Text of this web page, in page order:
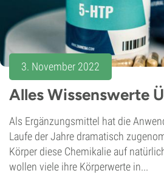
3. November 2022
Alles Wissenswerte
Als Ergänzungsmittel hat die
Laufe der Jahre dramatisch
Körper diese Chemikalie auf
wollen viele ihre Körperwerte in...